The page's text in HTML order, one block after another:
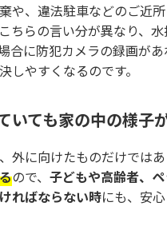
や、違法駐車などのご近
ちらの言い分が異なり、
合に防犯カメラの録画があ
しやすくなるのです。
いても家の中の様子
外に向けたものだけでは
ので、 子どもや高齢者、
ればならない時にも、安